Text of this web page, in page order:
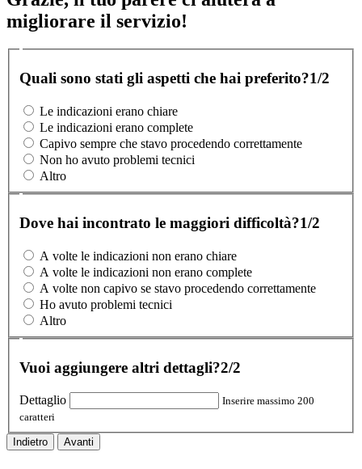
migliorare il servizio!
Quali sono stati gli aspetti che hai preferito?1/2
Le indicazioni erano chiare
Le indicazioni erano complete
Capivo sempre che stavo procedendo correttamente
Non ho avuto problemi tecnici
Altro
Dove hai incontrato le maggiori difficoltà?1/2
A volte le indicazioni non erano chiare
A volte le indicazioni non erano complete
A volte non capivo se stavo procedendo correttamente
Ho avuto problemi tecnici
Altro
Vuoi aggiungere altri dettagli?2/2
Dettaglio
Inserire massimo 200
caratteri
Indietro Avanti